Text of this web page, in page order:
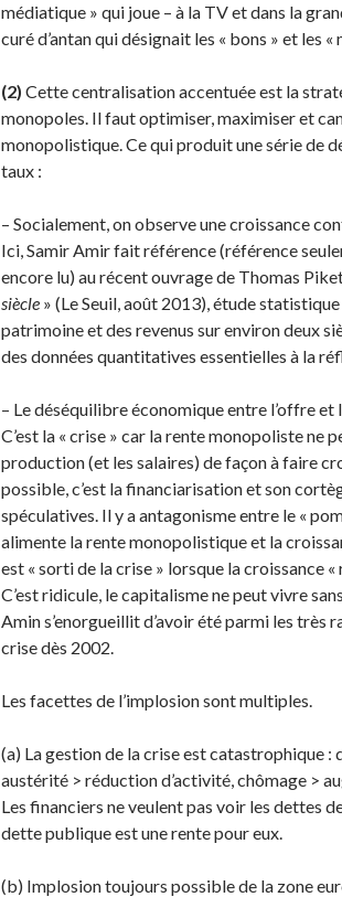
médiatique » qui joue – à la TV et dans la
curé d’antan qui désignait les « bons » et les «
(2) Cette centralisation accentuée est la
monopoles. Il faut optimiser, maxi­miser et
monopolistique. Ce qui produit une série de
taux :
– Socialement, on observe une croissance
Ici, Samir Amir fait réfé­rence (référence
encore lu) au récent ouvrage de Thomas
siècle » (Le Seuil, août 2013), étude
patrimoine et des revenus sur environ deux
des données quantitatives essentielles à la
– Le déséquilibre économique entre l’offre et
C’est la « crise » car la rente monopoliste ne
production (et les salaires) de façon à faire
possible, c’est la financiarisation et son
spéculatives. Il y a antago­nisme entre le «
alimente la rente monopolistique et la
est « sorti de la crise » lorsque la croissance «
C’est ridicule, le capitalisme ne peut vivre
Amin s’enorgueillit d’avoir été parmi les très
crise dès 2002.
Les facettes de l’implosion sont multiples.
(a) La gestion de la crise est catastrophique :
austérité > réduction d’acti­vité, chômage >
Les financiers ne veulent pas voir les dettes
dette publique est une rente pour eux.
(b) Implosion toujours possible de la zone